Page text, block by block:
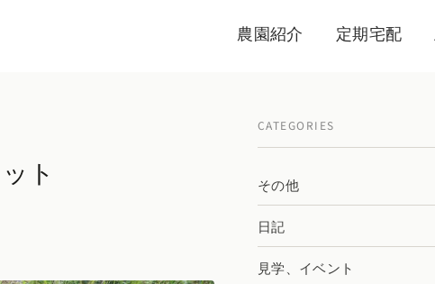
農園紹介 定期宅配
ト
CATEGORIES
その他
日記
見学、イベント